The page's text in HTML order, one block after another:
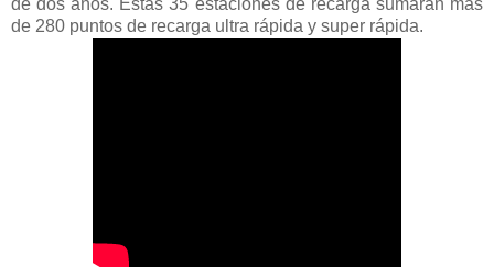
de 280 puntos de recarga ultra rápida y super rápida.